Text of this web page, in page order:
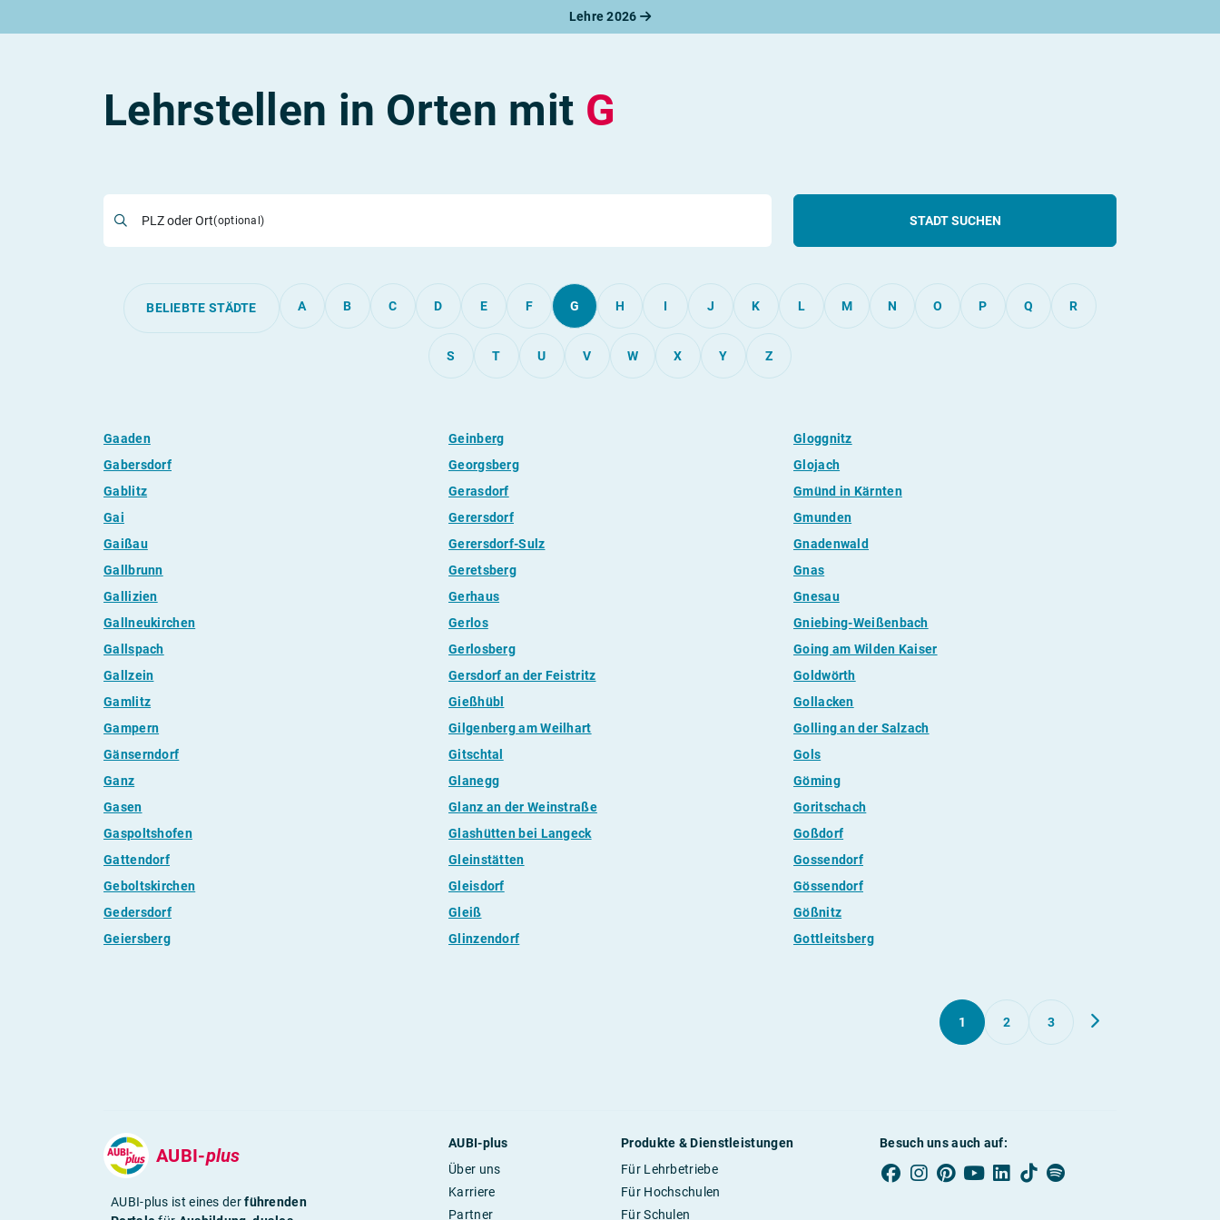
Lehre 2026
Rund um die Lehre
Lass dich finden
Rund um das duale StudiumRund um Berufe
Berufs-Check starten
Lehrstellen in Orten mit G
PLZ oder Ort(optional) STADT SUCHEN
BELIEBTE STÄDTE A B C D E F G H I J K L M N O P Q R
S T U V W X Y Z
Gaaden
Gabersdorf
Gablitz
Gai
Gaißau
Gallbrunn
Gallizien
Gallneukirchen
Gallspach
Gallzein
Gamlitz
Gampern
Gänserndorf
Ganz
Gasen
Gaspoltshofen
Gattendorf
Geboltskirchen
Gedersdorf
Geiersberg
Geinberg
Georgsberg
Gerasdorf
Gerersdorf
Gerersdorf-Sulz
Geretsberg
Gerhaus
Gerlos
Gerlosberg
Gersdorf an der Feistritz
Gießhübl
Gilgenberg am Weilhart
Gitschtal
Glanegg
Glanz an der Weinstraße
Glashütten bei Langeck
Gleinstätten
Gleisdorf
Gleiß
Glinzendorf
Gloggnitz
Glojach
Gmünd in Kärnten
Gmunden
Gnadenwald
Gnas
Gnesau
Gniebing-Weißenbach
Going am Wilden Kaiser
Goldwörth
Gollacken
Golling an der Salzach
Gols
Göming
Goritschach
Goßdorf
Gossendorf
Gössendorf
Gößnitz
Gottleitsberg
1 2 3
AUBI-plus
AUBI-plus ist eines derführenden
AUBI-plus
Über uns
Karriere
Partner
Produkte & Dienstleistungen
Für Lehrbetriebe
Für Hochschulen
Für Schulen
Besuch uns auch auf: